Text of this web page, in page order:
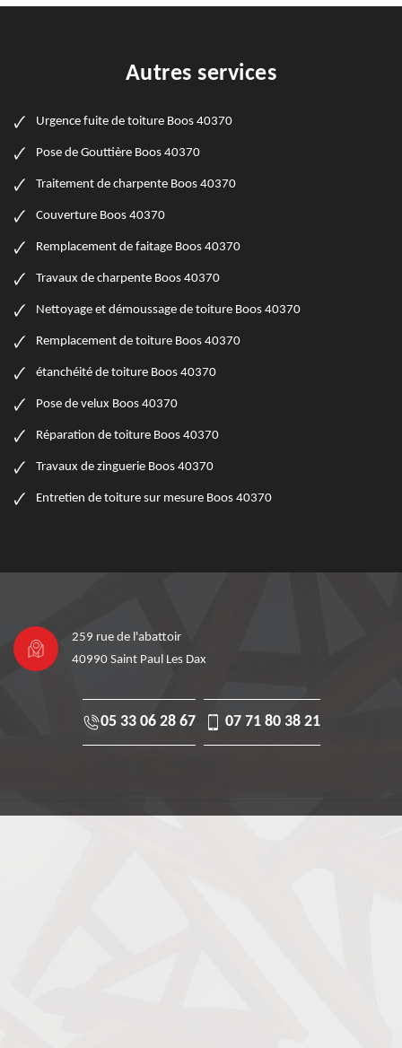
Autres services
Urgence fuite de toiture Boos 40370
Pose de Gouttière Boos 40370
Traitement de charpente Boos 40370
Couverture Boos 40370
Remplacement de faitage Boos 40370
Travaux de charpente Boos 40370
Nettoyage et démoussage de toiture Boos 40370
Remplacement de toiture Boos 40370
étanchéité de toiture Boos 40370
Pose de velux Boos 40370
Réparation de toiture Boos 40370
Travaux de zinguerie Boos 40370
Entretien de toiture sur mesure Boos 40370
259 rue de l'abattoir
40990 Saint Paul Les Dax
05 33 06 28 67 07 71 80 38 21